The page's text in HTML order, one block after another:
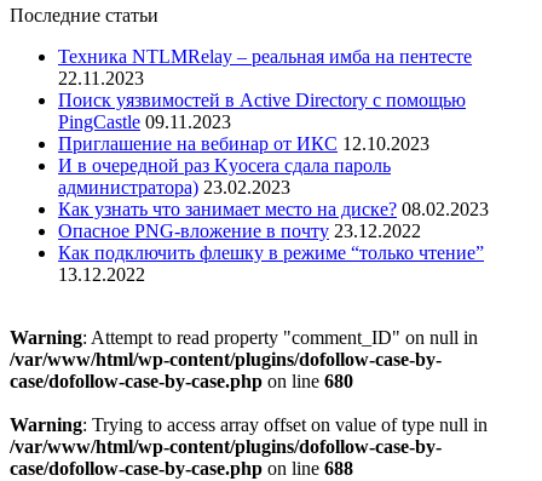
Последние статьи
Техника NTLMRelay – реальная имба на пентесте
22.11.2023
Поиск уязвимостей в Active Directory с помощью
PingCastle 09.11.2023
Приглашение на вебинар от ИКС 12.10.2023
И в очередной раз Kyocera сдала пароль
администратора) 23.02.2023
Как узнать что занимает место на диске? 08.02.2023
Опасное PNG-вложение в почту 23.12.2022
Как подключить флешку в режиме “только чтение”
13.12.2022
Warning: Attempt to read property "comment_ID" on null in
/var/www/html/wp-content/plugins/dofollow-case-by-
case/dofollow-case-by-case.php on line 680
Warning: Trying to access array offset on value of type null in
/var/www/html/wp-content/plugins/dofollow-case-by-
case/dofollow-case-by-case.php on line 688